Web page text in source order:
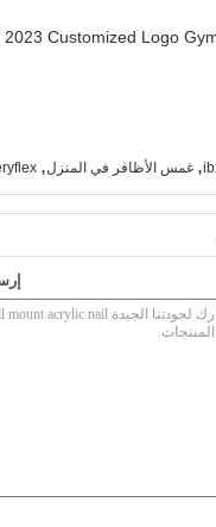
Customized Logo
, غمس الأظافر في المنزل,